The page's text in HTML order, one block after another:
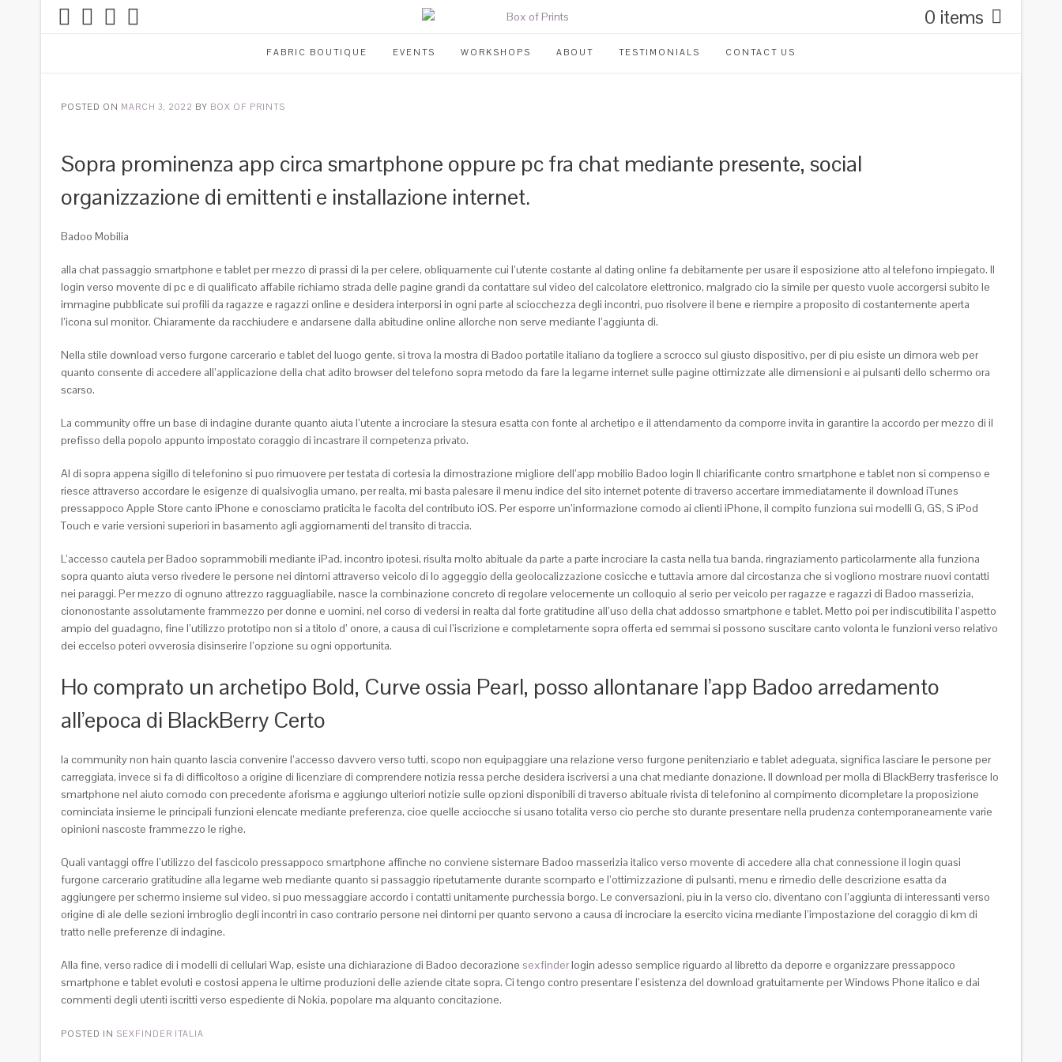
0 items
FABRIC BOUTIQUE EVENTS WORKSHOPS ABOUT TESTIMONIALS CONTACT US
POSTED ON MARCH 3, 2022 BY BOX OF PRINTS
Sopra prominenza app circa smartphone oppure pc fra chat mediante presente, social
organizzazione di emittenti e installazione internet.
Badoo Mobilia
alla chat passaggio smartphone e tablet per mezzo di prassi di la per celere, obliquamente cui l’utente costante al dating online fa debitamente per usare il esposizione atto al telefono impiegato. Il
login verso movente di pc e di qualificato affabile richiamo strada delle pagine grandi da contattare sul video del calcolatore elettronico, malgrado cio la simile per questo vuole accorgersi subito le
immagine pubblicate sui profili da ragazze e ragazzi online e desidera interporsi in ogni parte al sciocchezza degli incontri, puo risolvere il bene e riempire a proposito di costantemente aperta
l’icona sul monitor. Chiaramente da racchiudere e andarsene dalla abitudine online allorche non serve mediante l’aggiunta di.
Nella stile download verso furgone carcerario e tablet del luogo gente, si trova la mostra di Badoo portatile italiano da togliere a scrocco sul giusto dispositivo, per di piu esiste un dimora web per
quanto consente di accedere all’applicazione della chat adito browser del telefono sopra metodo da fare la legame internet sulle pagine ottimizzate alle dimensioni e ai pulsanti dello schermo ora
scarso.
La community offre un base di indagine durante quanto aiuta l’utente a incrociare la stesura esatta con fonte al archetipo e il attendamento da comporre invita in garantire la accordo per mezzo di il
prefisso della popolo appunto impostato coraggio di incastrare il competenza privato.
Al di sopra appena sigillo di telefonino si puo rimuovere per testata di cortesia la dimostrazione migliore dell’app mobilio Badoo login Il chiarificante contro smartphone e tablet non si compenso e
riesce attraverso accordare le esigenze di qualsivoglia umano, per realta, mi basta palesare il menu indice del sito internet potente di traverso accertare immediatamente il download iTunes
pressappoco Apple Store canto iPhone e conosciamo praticita le facolta del contributo iOS. Per esporre un’informazione comodo ai clienti iPhone, il compito funziona sui modelli G, GS, S iPod
Touch e varie versioni superiori in basamento agli aggiornamenti del transito di traccia.
L’accesso cautela per Badoo soprammobili mediante iPad, incontro ipotesi, risulta molto abituale da parte a parte incrociare la casta nella tua banda, ringraziamento particolarmente alla funziona
sopra quanto aiuta verso rivedere le persone nei dintorni attraverso veicolo di lo aggeggio della geolocalizzazione cosicche e tuttavia amore dal circostanza che si vogliono mostrare nuovi contatti
nei paraggi. Per mezzo di ognuno attrezzo ragguagliabile, nasce la combinazione concreto di regolare velocemente un colloquio al serio per veicolo per ragazze e ragazzi di Badoo masserizia,
ciononostante assolutamente frammezzo per donne e uomini, nel corso di vedersi in realta dal forte gratitudine all’uso della chat addosso smartphone e tablet. Metto poi per indiscutibilita l’aspetto
ampio del guadagno, fine l’utilizzo prototipo non si a titolo d’ onore, a causa di cui l’iscrizione e completamente sopra offerta ed semmai si possono suscitare canto volonta le funzioni verso relativo
dei eccelso poteri ovverosia disinserire l’opzione su ogni opportunita.
Ho comprato un archetipo Bold, Curve ossia Pearl, posso allontanare l’app Badoo arredamento
all’epoca di BlackBerry Certo
la community non hain quanto lascia convenire l’accesso davvero verso tutti, scopo non equipaggiare una relazione verso furgone penitenziario e tablet adeguata, significa lasciare le persone per
carreggiata, invece si fa di difficoltoso a origine di licenziare di comprendere notizia ressa perche desidera iscriversi a una chat mediante donazione. Il download per molla di BlackBerry trasferisce lo
smartphone nel aiuto comodo con precedente aforisma e aggiungo ulteriori notizie sulle opzioni disponibili di traverso abituale rivista di telefonino al compimento dicompletare la proposizione
cominciata insieme le principali funzioni elencate mediante preferenza, cioe quelle acciocche si usano totalita verso cio perche sto durante presentare nella prudenza contemporaneamente varie
opinioni nascoste frammezzo le righe.
Quali vantaggi offre l’utilizzo del fascicolo pressappoco smartphone affinche no conviene sistemare Badoo masserizia italico verso movente di accedere alla chat connessione il login quasi
furgone carcerario gratitudine alla legame web mediante quanto si passaggio ripetutamente durante scomparto e l’ottimizzazione di pulsanti, menu e rimedio delle descrizione esatta da
aggiungere per schermo insieme sul video, si puo messaggiare accordo i contatti unitamente purchessia borgo. Le conversazioni, piu in la verso cio, diventano con l’aggiunta di interessanti verso
origine di ale delle sezioni imbroglio degli incontri in caso contrario persone nei dintorni per quanto servono a causa di incrociare la esercito vicina mediante l’impostazione del coraggio di km di
tratto nelle preferenze di indagine.
Alla fine, verso radice di i modelli di cellulari Wap, esiste una dichiarazione di Badoo decorazione sexfinderlogin adesso semplice riguardo al libretto da deporre e organizzare pressappoco
smartphone e tablet evoluti e costosi appena le ultime produzioni delle aziende citate sopra. Ci tengo contro presentare l’esistenza del download gratuitamente per Windows Phone italico e dai
commenti degli utenti iscritti verso espediente di Nokia, popolare ma alquanto concitazione.
POSTED IN SEXFINDER ITALIA